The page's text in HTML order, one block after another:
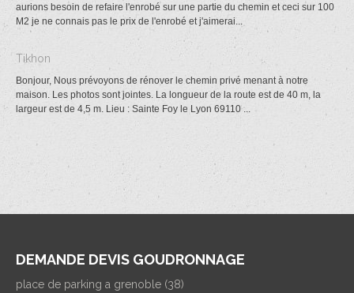
aurions besoin de refaire l'enrobé sur une partie du chemin et ceci sur 100
M2 je ne connais pas le prix de l'enrobé et j'aimerai...
Tikhon
Bonjour, Nous prévoyons de rénover le chemin privé menant à notre
maison. Les photos sont jointes. La longueur de la route est de 40 m, la
largeur est de 4,5 m. Lieu : Sainte Foy le Lyon 69110 ...
DEMANDE DEVIS GOUDRONNAGE
place de parking a grenoble (38)